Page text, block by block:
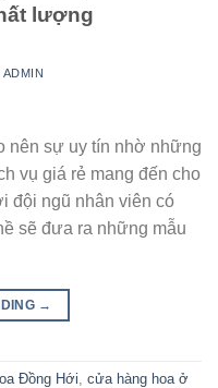
lượng
ADMIN
nên sự uy tín nhờ những
vụ giá rẻ mang đến cho
đội ngũ nhân viên có
sẽ đưa ra những mẫu
→
Đồng Hới cửa hàng hoa ở